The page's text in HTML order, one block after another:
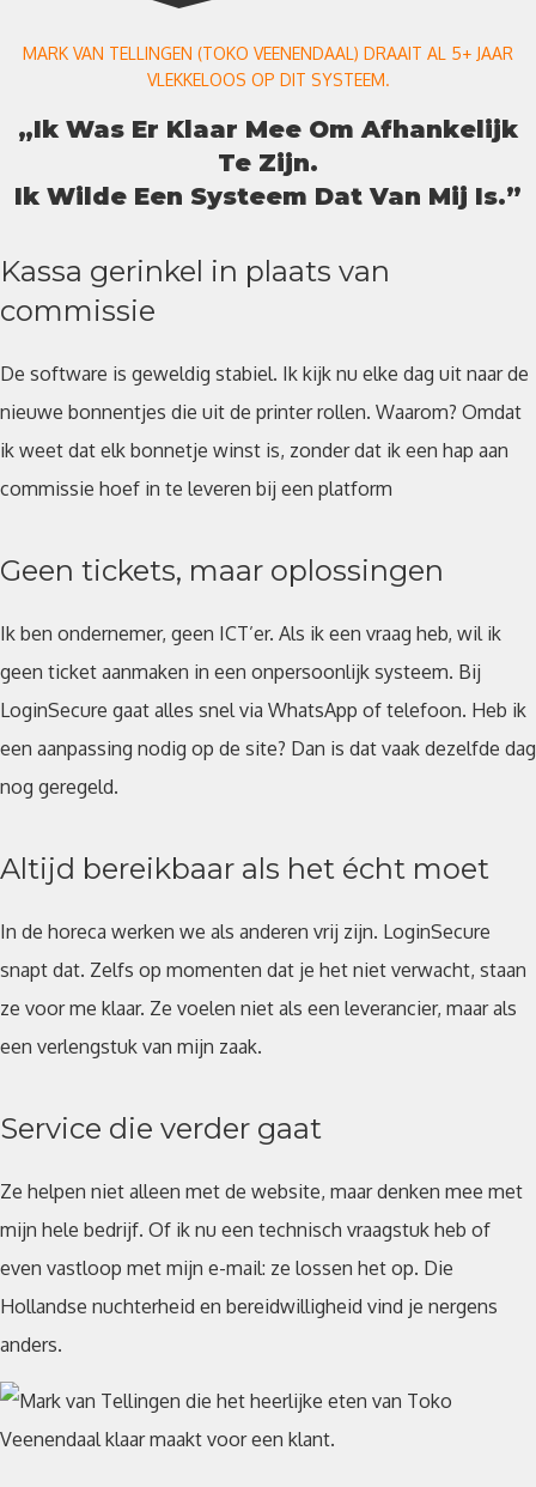
MARK VAN TELLINGEN (TOKO VEENENDAAL) DRAAIT AL 5+ JAAR
VLEKKELOOS OP DIT SYSTEEM.
„Ik Was Er Klaar Mee Om Afhankelijk
Te Zijn.
Ik Wilde Een Systeem Dat Van Mij Is.”
Kassa gerinkel in plaats van
commissie
De software is geweldig stabiel. Ik kijk nu elke dag uit naar de
nieuwe bonnentjes die uit de printer rollen. Waarom? Omdat
ik weet dat elk bonnetje winst is, zonder dat ik een hap aan
commissie hoef in te leveren bij een platform
Geen tickets, maar oplossingen
Ik ben ondernemer, geen ICT’er. Als ik een vraag heb, wil ik
geen ticket aanmaken in een onpersoonlijk systeem. Bij
LoginSecure gaat alles snel via WhatsApp of telefoon. Heb ik
een aanpassing nodig op de site? Dan is dat vaak dezelfde dag
nog geregeld.
Altijd bereikbaar als het écht moet
In de horeca werken we als anderen vrij zijn. LoginSecure
snapt dat. Zelfs op momenten dat je het niet verwacht, staan
ze voor me klaar. Ze voelen niet als een leverancier, maar als
een verlengstuk van mijn zaak.
Service die verder gaat
Ze helpen niet alleen met de website, maar denken mee met
mijn hele bedrijf. Of ik nu een technisch vraagstuk heb of
even vastloop met mijn e-mail: ze lossen het op. Die
Hollandse nuchterheid en bereidwilligheid vind je nergens
anders.